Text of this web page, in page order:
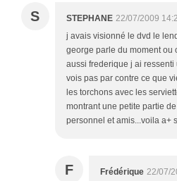
S STEPHANE 22/07/2009
j avais visionné le dvd le
george parle du moment ou
aussi frederique j ai
vois pas par contre ce que
les torchons avec les
montrant une petite partie
personnel et amis...voila a+
F Frédérique 22/07/